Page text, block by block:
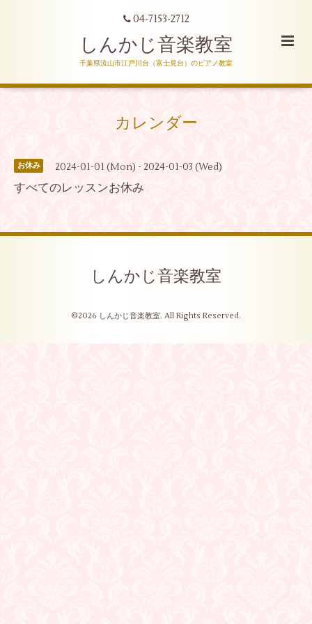
04-7153-2712
しんかじ音楽教室
千葉県流山市江戸川台（富士見台）のピアノ教室
カレンダー
お休み 2024-01-01 (Mon) - 2024-01-03 (Wed)
すべてのレッスンお休み
しんかじ音楽教室
©2026 しんかじ音楽教室. All Rights Reserved.